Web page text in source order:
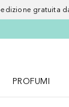
gratuita
PROFUMI